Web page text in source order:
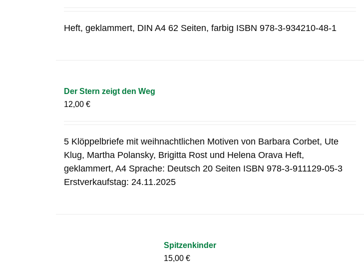
Heft, geklammert, DIN A4 62 Seiten, farbig ISBN 978-3-934210-48-1
Der Stern zeigt den Weg
12,00€
5 Klöppelbriefe mit weihnachtlichen Motiven von Barbara Corbet, Ute
Klug, Martha Polansky, Brigitta Rost und Helena Orava Heft,
geklammert, A4 Sprache: Deutsch 20 Seiten ISBN 978-3-911129-05-3
Erstverkaufstag: 24.11.2025
Spitzenkinder
15,00€